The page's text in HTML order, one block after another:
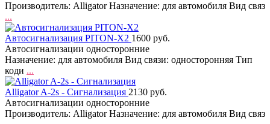
Производитель: Alligator Назначение: для автомобиля Вид связ
...
Автосигнализация PITON-X2 1600 руб.
Автосигнализации односторонние
Назначение: для автомобиля Вид связи: односторонняя Тип
коди ...
Alligator A-2s - Сигнализация 2130 руб.
Автосигнализации односторонние
Производитель: Alligator Назначение: для автомобиля Вид связ